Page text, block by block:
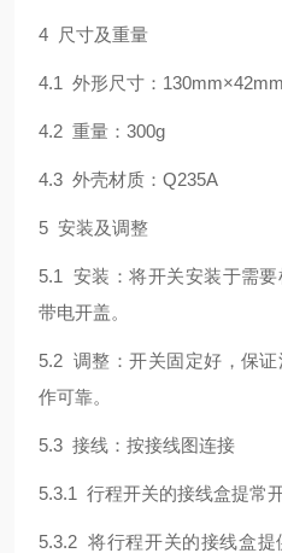
4 尺寸及重量
4.1 外形尺寸：
4.2 重量：300g
4.3 外壳材质：Q235A
5 安装及调整
5.1 安装：将开关安装于需
带电开盖。
5.2 调整：开关固定好，保
作可靠。
5.3 接线：按接线图连接
5.3.1 行程开关的接线盒提常
5.3.2 将行程开关的接线盒提